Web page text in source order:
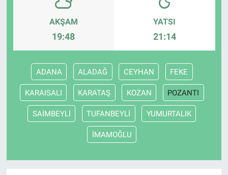
AKŞAM
19:48
YATSI
21:14
ADANA ALADAĞ CEYHAN FEKE
KARAISALI KARATAŞ KOZAN POZANTI
SAİMBEYLİ TUFANBEYLİ YUMURTALIK
İMAMOĞLU